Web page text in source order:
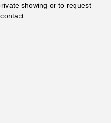
showing or to request